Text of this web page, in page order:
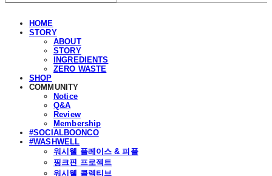
HOME
STORY
ABOUT
STORY
INGREDIENTS
ZERO WASTE
SHOP
COMMUNITY
Notice
Q&A
Review
Membership
#SOCIALBOONCO
#WASHWELL
워시웰 플레이스 & 피플
핑크핀 프로젝트
워시웰 콜렉티브